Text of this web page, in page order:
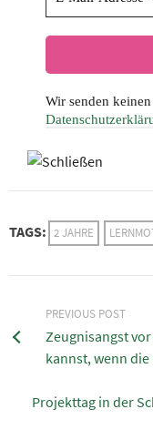
Wir senden
TAGS: 2 JAHRE
PREVIOUS POST
Zeugnisangst
kannst, wenn
Projekttag in der